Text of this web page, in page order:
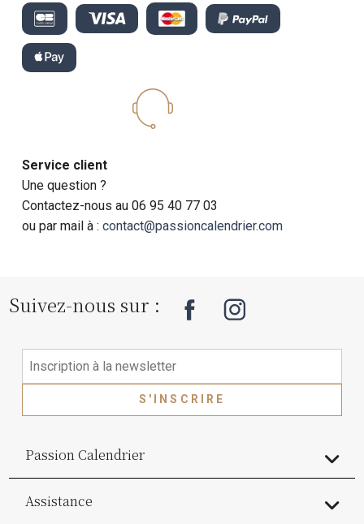
Service client
Une question ?
Contactez-nous au 06 95 40 77 03
ou par mail à :contact@passioncalendrier.com
Suivez-nous sur :
S'INSCRIRE
Passion Calendrier
Assistance